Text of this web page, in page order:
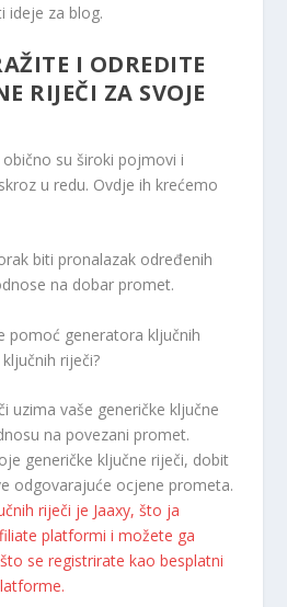
ideje za blog.
I ODREDITE
RIJEČI ZA SVOJE
su široki pojmovi i
u redu. Ovdje ih krećemo
biti pronalazak određenih
na dobar promet.
pomoć generatora ključnih
riječi?
uzima vaše generičke ključne
na povezani promet.
generičke ključne riječi, dobit
odgovarajuće ocjene prometa.
riječi je Jaaxy, što ja
platformi i možete ga
se registrirate kao besplatni